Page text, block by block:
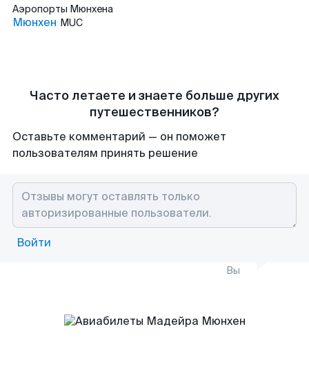
Аэропорты Мюнхена
Мюнхен MUC
Часто летаете и знаете больше других
путешественников?
Оставьте комментарий — он поможет
пользователям принять решение
Войти
Вы